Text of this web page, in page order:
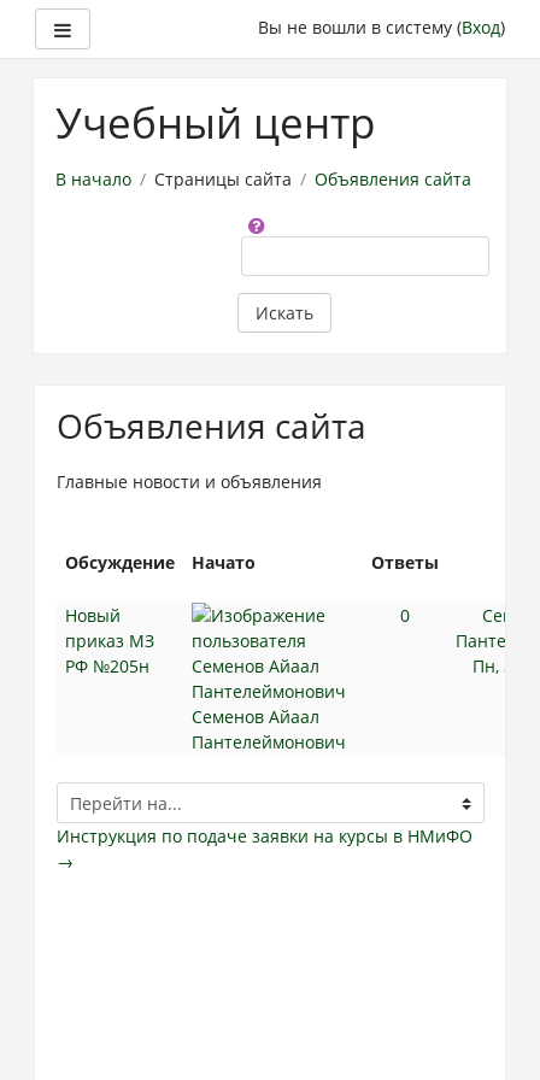
основному
Вы не вошли в систему (Вход)
Учебный центр
В начало Страницы сайта
Объявления сайта
форумам
Искать
Объявления сайта
Главные новости и объявления
Обсуждение Начато Ответы
Новый
приказ МЗ
РФ №205н
Семенов Айаал
Пантелеймонович
0
Пн, 31
Перейти
на...
Инструкция по подаче заявки на курсы в НМиФО
→